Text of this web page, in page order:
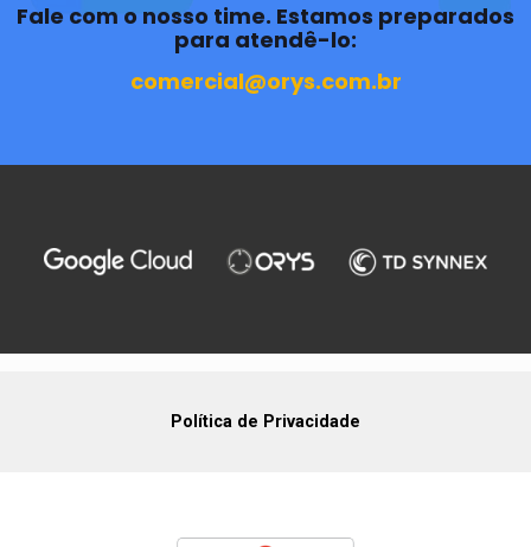
Fale com o nosso time. Estamos preparados
para atendê-lo:
comercial@orys.com.br
Política de Privacidade